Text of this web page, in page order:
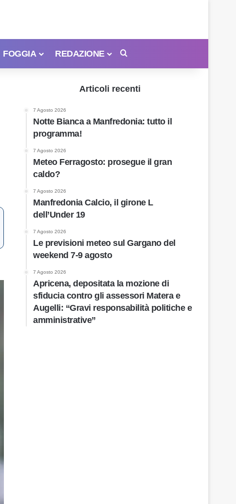
FOGGIA REDAZIONE
Articoli recenti
7 Agosto 2026
Notte Bianca a Manfredonia: tutto il
programma!
7 Agosto 2026
Meteo Ferragosto: prosegue il gran
caldo?
7 Agosto 2026
Manfredonia Calcio, il girone L
dell’Under 19
7 Agosto 2026
Le previsioni meteo sul Gargano del
weekend 7-9 agosto
7 Agosto 2026
Apricena, depositata la mozione di
sfiducia contro gli assessori Matera e
Augelli: “Gravi responsabilità politiche e
amministrative”